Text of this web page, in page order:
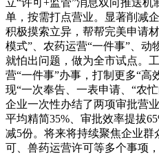
单，按需打点营业。显著削减
积极摸索立异，帮帮完美申请
模式”、农药运营“一件事”、动
就怕出问题，做为全市试点。
营“一件事”办事，打制更多“高
现“一次奉告、一表申请、“农
企业一次性办结了两项审批营
平均精简35%、审批效率提拔
减5份。将来将持续聚焦企业
可、兽药运营许可等多个事项